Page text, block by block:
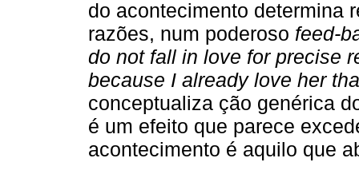
do acontecimento determina
razões, num poderoso feed-
do not fall in love for precise
because I already love her
conceptualiza ção genérica
é um efeito que parece
acontecimento é aquilo que